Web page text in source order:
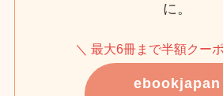
に。
＼ 最大6冊まで半額クー
ebookjapan